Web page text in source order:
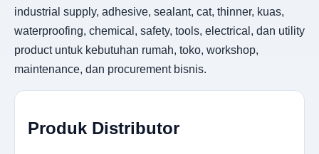
industrial supply, adhesive, sealant, cat, thinner, kuas,
waterproofing, chemical, safety, tools, electrical, dan utility
product untuk kebutuhan rumah, toko, workshop,
maintenance, dan procurement bisnis.
Produk Distributor